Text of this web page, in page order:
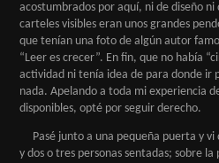
acostumbrados por aquí, ni de diseño ni
carteles visibles eran unos grandes
que tenían una foto de algún autor
“Leer es crecer”. En fin, que no había
actividad ni tenía idea de para donde ir
nada. Apelando a toda mi experiencia
disponibles, opté por seguir derecho.
Pasé junto a una pequeña puerta y vi
y dos o tres personas sentadas; sobre